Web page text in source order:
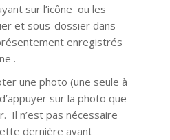
sur l’icône ou les
et sous-dossier dans
enregistrés
.
une photo (une seule à
sur la photo que
Il n’est pas nécessaire
dernière avant